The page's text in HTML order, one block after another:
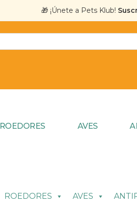
🎁 ¡Únete a Pets Klub!
ROEDORES AVES
ROEDORES AVES